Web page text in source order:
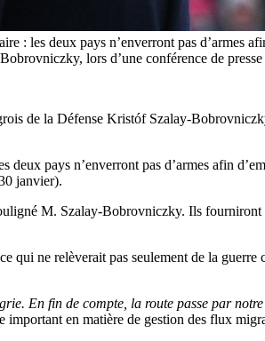
: les deux pays n’enverront pas d’armes
lors d’une conférence de
de la Défense Kristóf Szalay-
pays n’enverront pas d’armes afin
janvier).
M. Szalay-Bobrovniczky. Ils
qui ne relèverait pas seulement de la
En fin de compte, la route passe par
en matière de gestion des flux